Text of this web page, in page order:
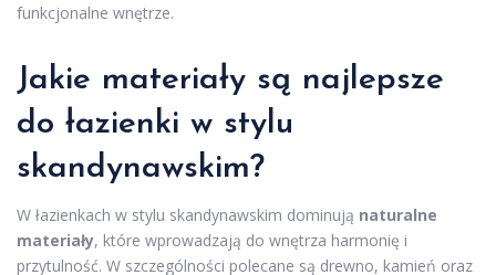
funkcjonalne wnętrze.
Jakie materiały są najlepsze
do łazienki w stylu
skandynawskim?
W łazienkach w stylu skandynawskim dominują naturalne
materiały, które wprowadzają do wnętrza harmonię i
przytulność. W szczególności polecane są drewno, kamień oraz